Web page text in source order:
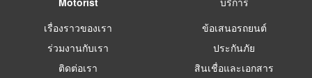
เรื่องราวของเรา
ร่วมงานกับเรา
ติดต่อเรา
ข้อเสนอรถยนต์
ประกันภัย
สินเชื่อและเอกสาร